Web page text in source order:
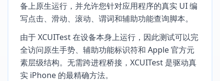
备上原生运行，并允许您针对应用程序的真实 UI 编
写点击、滑动、滚动、谓词和辅助功能查询脚本。
由于 XCUITest 在设备本身上运行，因此测试可以完
全访问原生手势、辅助功能标识符和 Apple 官方元
素层级结构。无需跨进程桥接，XCUITest 是驱动真
实 iPhone 的最精确方法。